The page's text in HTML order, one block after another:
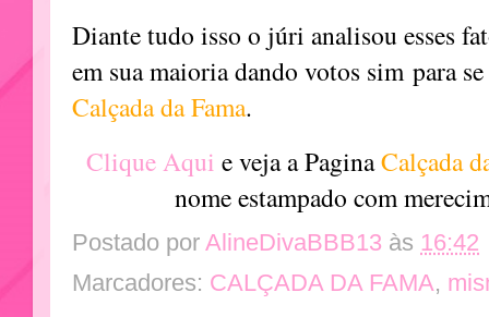
Diante tudo isso o júri analisou esses
em sua maioria dando votos sim para
Calçada da Fama.
Clique Aqui e veja a PaginaCalçada
nome estampado com
Postado por AlineDivaBBB13 às 16:42
Marcadores: CALÇADA DA FAMA,